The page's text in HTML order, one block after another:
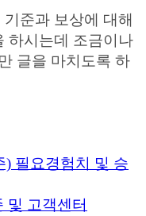
준과 보상에 대해
하시는데 조금이나
글을 마치도록 하
) 필요경험치 및 승
및 고객센터